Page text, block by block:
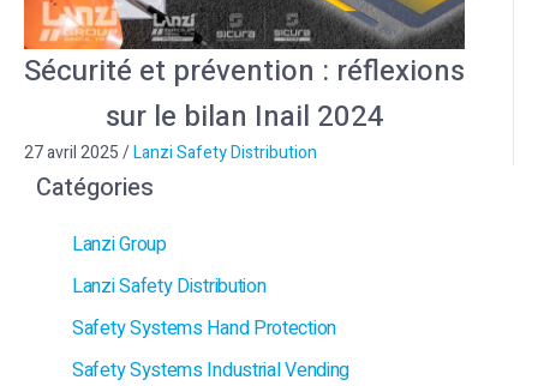
Sécurité et prévention : réflexions
sur le bilan Inail 2024
27 avril 2025/Lanzi Safety Distribution
Catégories
Lanzi Group
Lanzi Safety Distribution
Safety Systems Hand Protection
Safety Systems Industrial Vending